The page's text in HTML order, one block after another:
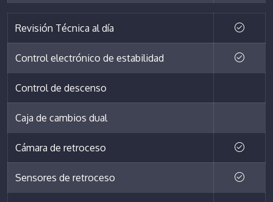
Revisión Técnica al día
Control electrónico de estabilidad
Control de descenso
Caja de cambios dual
Cámara de retroceso
Sensores de retroceso